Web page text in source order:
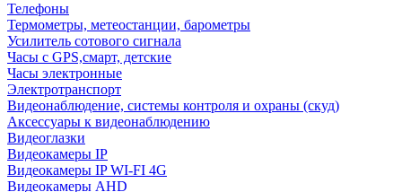
Телефоны
Термометры, метеостанции, барометры
Усилитель сотового сигнала
Часы с GPS,смарт, детские
Часы электронные
Электротранспорт
Видеонаблюдение, системы контроля и охраны (скуд)
Аксессуары к видеонаблюдению
Видеоглазки
Видеокамеры IP
Видеокамеры IP WI-FI 4G
Видеокамеры AHD